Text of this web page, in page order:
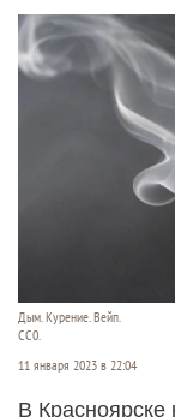
Дым. Курение. Вейп.
СС0.
11 января 2023 в 22:04
В